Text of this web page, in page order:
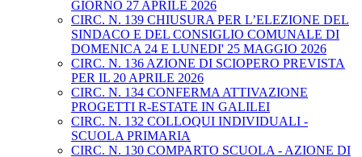
GIORNO 27 APRILE 2026
CIRC. N. 139 CHIUSURA PER L’ELEZIONE DEL
SINDACO E DEL CONSIGLIO COMUNALE DI
DOMENICA 24 E LUNEDI' 25 MAGGIO 2026
CIRC. N. 136 AZIONE DI SCIOPERO PREVISTA
PER IL 20 APRILE 2026
CIRC. N. 134 CONFERMA ATTIVAZIONE
PROGETTI R-ESTATE IN GALILEI
CIRC. N. 132 COLLOQUI INDIVIDUALI -
SCUOLA PRIMARIA
CIRC. N. 130 COMPARTO SCUOLA - AZIONE DI